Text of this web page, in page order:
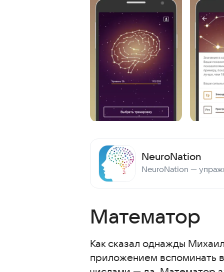
NeuroNation
Математор
Как сказал однажды
приложением вспоминать